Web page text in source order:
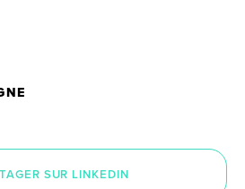
SUR LINKEDIN